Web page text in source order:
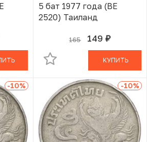
5 бат 1977 года (BE
2520) Таиланд
165 149 руб.
В КОРЗИНЕ
КУПИТЬ
-10% -10%